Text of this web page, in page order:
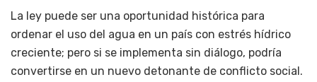
La ley puede ser una oportunidad histórica para
ordenar el uso del agua en un país con estrés hídrico
creciente; pero si se implementa sin diálogo, podría
convertirse en un nuevo detonante de conflicto social.